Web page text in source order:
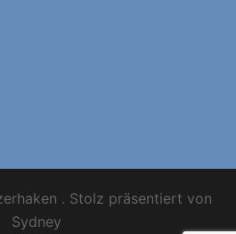
. Stolz präsentiert von
Sydney